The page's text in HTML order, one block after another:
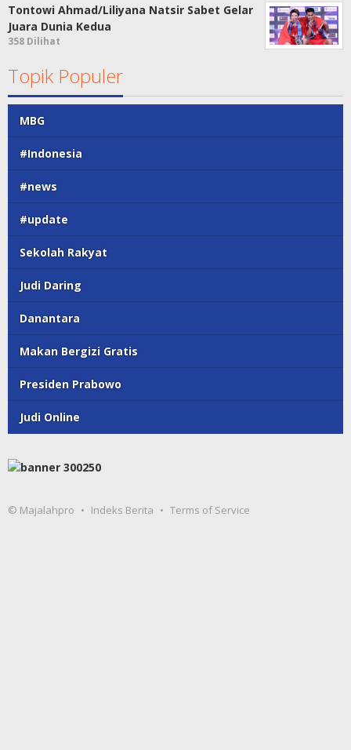
Tontowi Ahmad/Liliyana Natsir Sabet Gelar
Juara Dunia Kedua
358 Dilihat
Topik Populer
MBG
#Indonesia
#news
#update
Sekolah Rakyat
Judi Daring
Danantara
Makan Bergizi Gratis
Presiden Prabowo
Judi Online
© Majalahpro Indeks Berita Terms of Service